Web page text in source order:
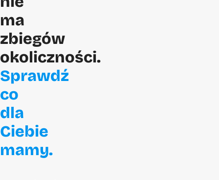
ma
zbiegów
okoliczności.
Sprawdź
co
dla
Ciebie
mamy.